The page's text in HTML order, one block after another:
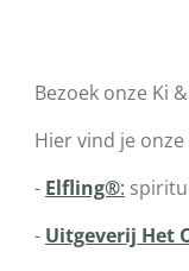
Bezoek onze Ki
Hier vind je
- Elfling®:
- Uitgeverij Het